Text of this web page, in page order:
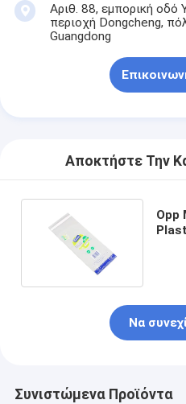
Αριθ. 88, εμπορική
περιοχή Dongcheng,
Guangdong
Αποκτήστε Την
Opp
Να
Συνιστώμενα Προϊόντα